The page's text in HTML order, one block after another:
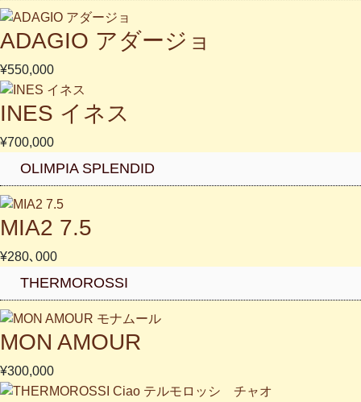
ADAGIO アダージョ
¥550,000
INES イネス
¥700,000
OLIMPIA SPLENDID
MIA2 7.5
¥280､000
THERMOROSSI
MON AMOUR
¥300,000